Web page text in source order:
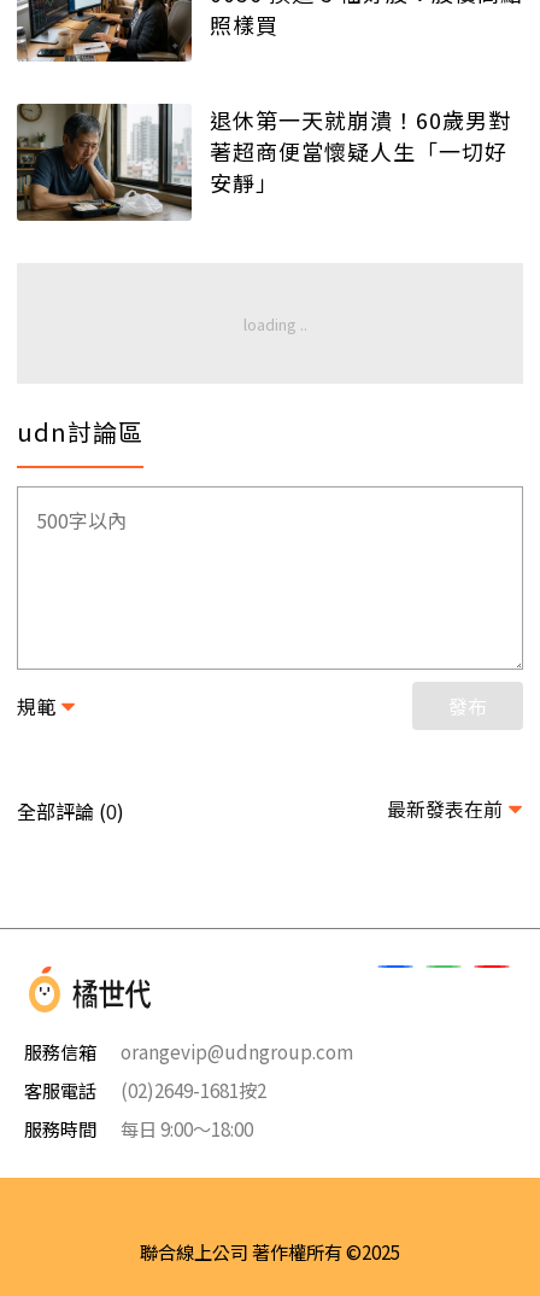
照樣買
退休第一天就崩潰！60歲男對
著超商便當懷疑人生「一切好
安靜」
udn討論區
規範 發布
全部評論 (0) 最新發表在前
服務信箱
orangevip@udngroup.com
客服電話
(02)2649-1681按2
服務時間
每日 9:00～18:00
聯合線上公司 著作權所有 ©2025